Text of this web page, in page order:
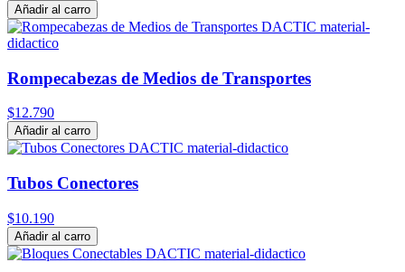
Añadir al carro
Rompecabezas de Medios de Transportes
$12.790
Añadir al carro
Tubos Conectores
$10.190
Añadir al carro